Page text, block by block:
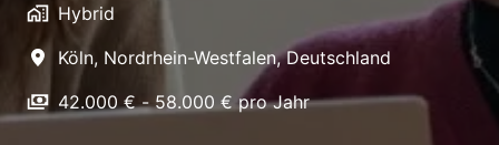
Hybrid
Köln, Nordrhein-Westfalen, Deutschland
42.000 € - 58.000 € pro Jahr